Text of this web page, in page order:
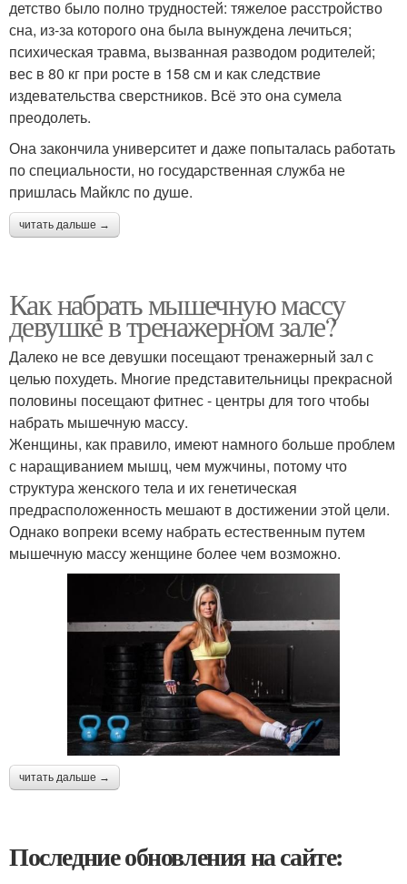
детство было полно трудностей: тяжелое расстройство
сна, из-за которого она была вынуждена лечиться;
психическая травма, вызванная разводом родителей;
вес в 80 кг при росте в 158 см и как следствие
издевательства сверстников. Всё это она сумела
преодолеть.
Она закончила университет и даже попыталась работать
по специальности, но государственная служба не
пришлась Майклс по душе.
читать дальше →
Как набрать мышечную массу
девушке в тренажерном зале?
Далеко не все девушки посещают тренажерный зал с
целью похудеть. Многие представительницы прекрасной
половины посещают фитнес - центры для того чтобы
набрать мышечную массу.
Женщины, как правило, имеют намного больше проблем
с наращиванием мышц, чем мужчины, потому что
структура женского тела и их генетическая
предрасположенность мешают в достижении этой цели.
Однако вопреки всему набрать естественным путем
мышечную массу женщине более чем возможно.
читать дальше →
Последние обновления на сайте: